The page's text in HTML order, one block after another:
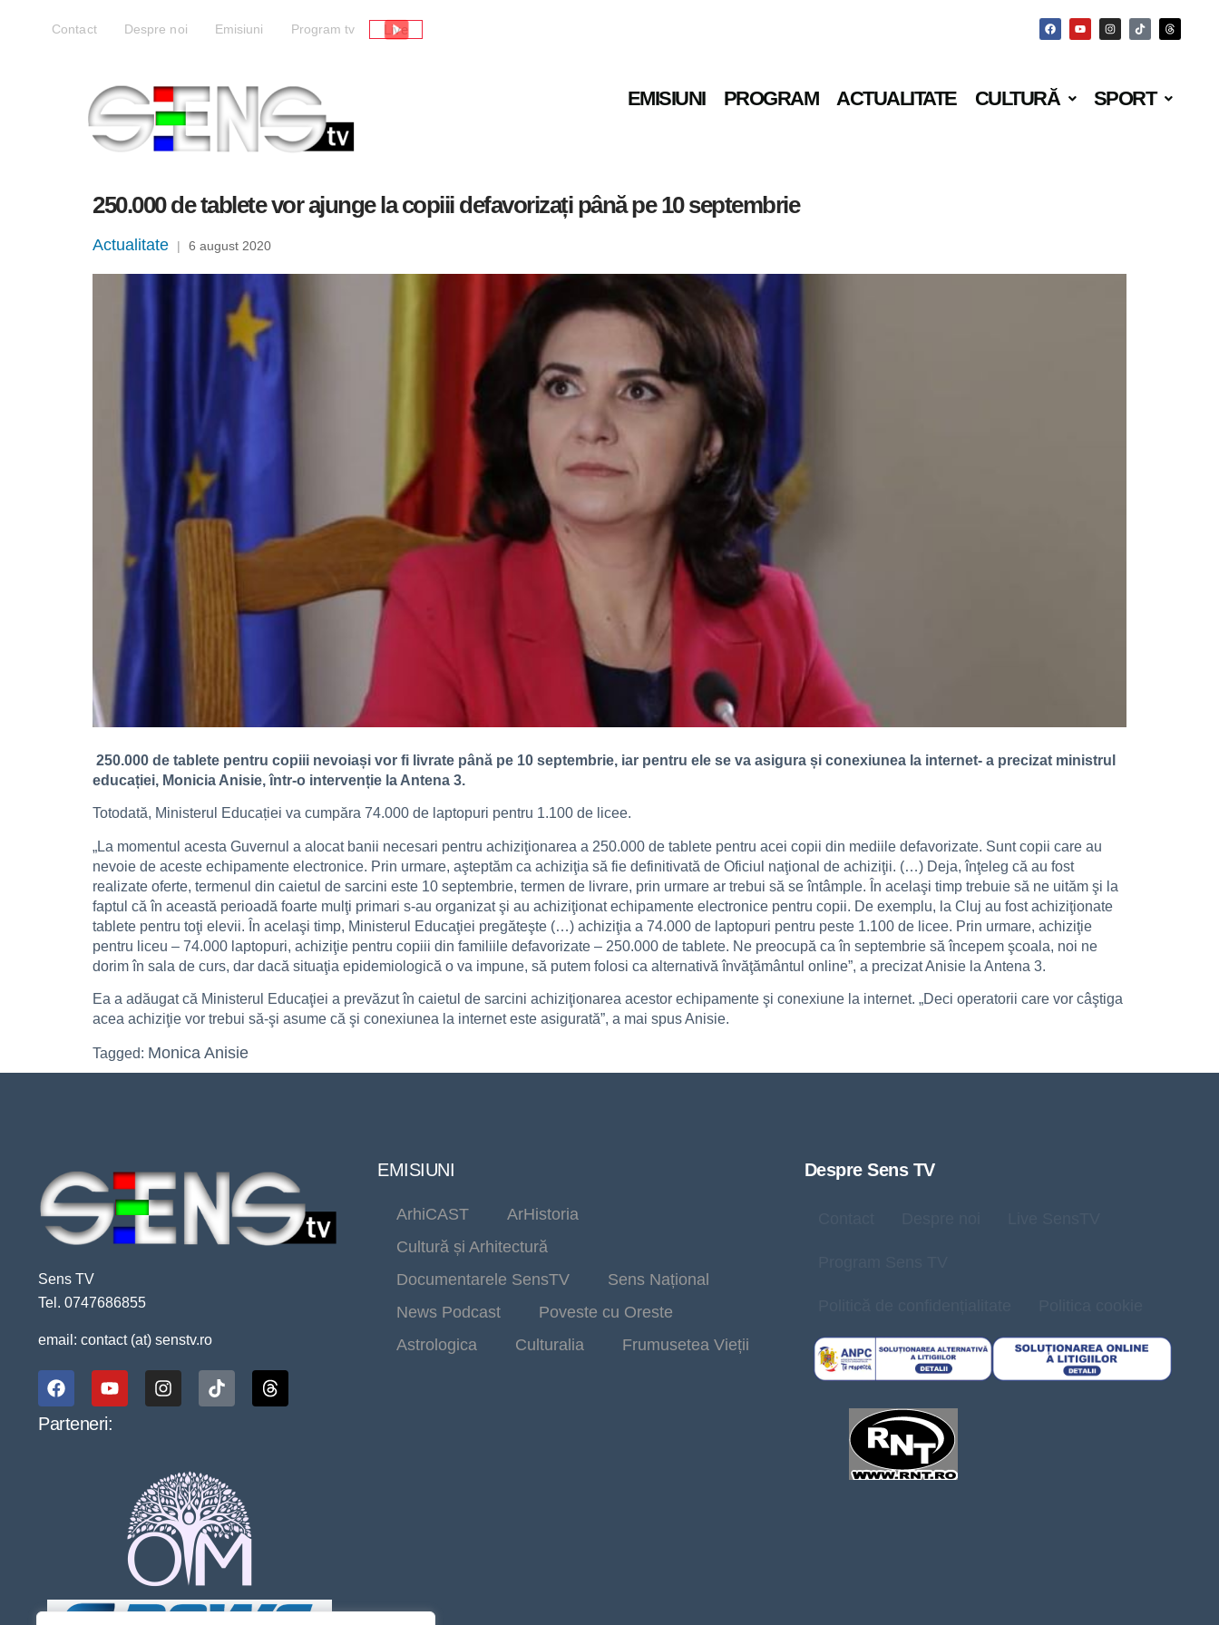
Contact Despre noi Emisiuni Program tv Live
EMISIUNI PROGRAM ACTUALITATE CULTURĂ SPORT
250.000 de tablete vor ajunge la copiii defavorizați până pe 10 septembrie
Actualitate | 6 august 2020
250.000 de tablete pentru copiii nevoiași vor fi livrate până pe 10 septembrie, iar pentru ele se va asigura și conexiunea la internet- a precizat ministrul
educației, Monicia Anisie, într-o intervenție la Antena 3.
Totodată, Ministerul Educației va cumpăra 74.000 de laptopuri pentru 1.100 de licee.
„La momentul acesta Guvernul a alocat banii necesari pentru achiziţionarea a 250.000 de tablete pentru acei copii din mediile defavorizate. Sunt copii care au
nevoie de aceste echipamente electronice. Prin urmare, aşteptăm ca achiziţia să fie definitivată de Oficiul naţional de achiziţii. (…) Deja, înţeleg că au fost
realizate oferte, termenul din caietul de sarcini este 10 septembrie, termen de livrare, prin urmare ar trebui să se întâmple. În acelaşi timp trebuie să ne uităm şi la
faptul că în această perioadă foarte mulţi primari s-au organizat şi au achiziţionat echipamente electronice pentru copii. De exemplu, la Cluj au fost achiziţionate
tablete pentru toţi elevii. În acelaşi timp, Ministerul Educaţiei pregăteşte (…) achiziţia a 74.000 de laptopuri pentru peste 1.100 de licee. Prin urmare, achiziţie
pentru liceu – 74.000 laptopuri, achiziţie pentru copiii din familiile defavorizate – 250.000 de tablete. Ne preocupă ca în septembrie să începem şcoala, noi ne
dorim în sala de curs, dar dacă situaţia epidemiologică o va impune, să putem folosi ca alternativă învăţământul online”, a precizat Anisie la Antena 3.
Ea a adăugat că Ministerul Educaţiei a prevăzut în caietul de sarcini achiziţionarea acestor echipamente şi conexiune la internet. „Deci operatorii care vor câştiga
acea achiziţie vor trebui să-şi asume că şi conexiunea la internet este asigurată”, a mai spus Anisie.
Tagged: Monica Anisie
Sens TV
Tel. 0747686855
email: contact (at) senstv.ro
Parteneri:
EMISIUNI
ArhiCAST
ArHistoria
Cultură și Arhitectură
Documentarele SensTV
Sens Național
News Podcast
Poveste cu Oreste
Astrologica
Culturalia Frumusetea Vieții
Despre Sens TV